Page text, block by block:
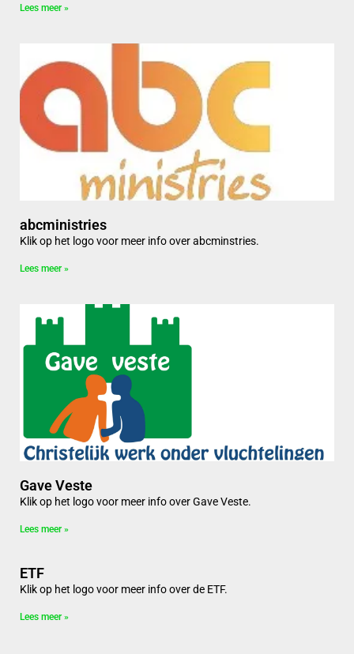
Lees meer »
abcministries
Klik op het logo voor meer info over abcminstries.
Lees meer »
Gave Veste
Klik op het logo voor meer info over Gave Veste.
Lees meer »
ETF
Klik op het logo voor meer info over de ETF.
Lees meer »